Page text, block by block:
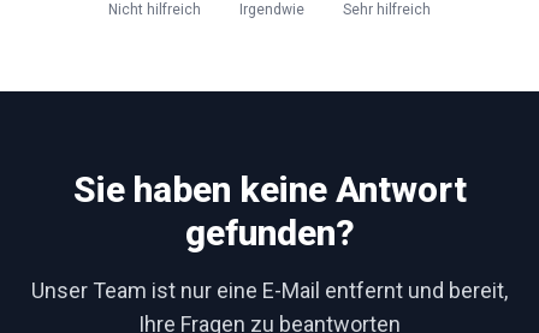
Nicht hilfreich Irgendwie Sehr hilfreich
Sie haben keine Antwort
gefunden?
Unser Team ist nur eine E-Mail entfernt und bereit,
Ihre Fragen zu beantworten